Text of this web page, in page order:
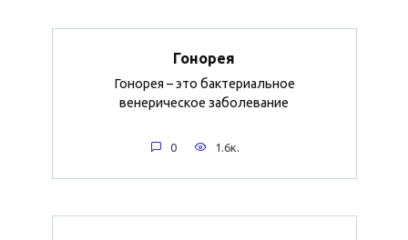
Гонорея
Гонорея – это бактериальное
венерическое заболевание
0 1.6к.